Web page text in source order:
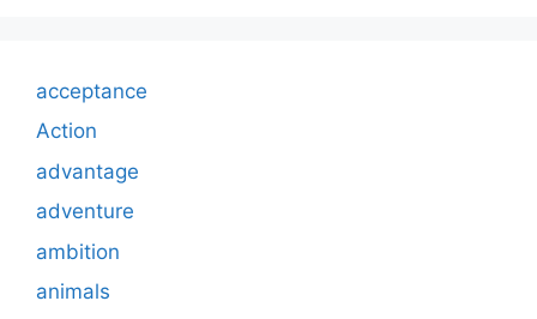
acceptance
Action
advantage
adventure
ambition
animals